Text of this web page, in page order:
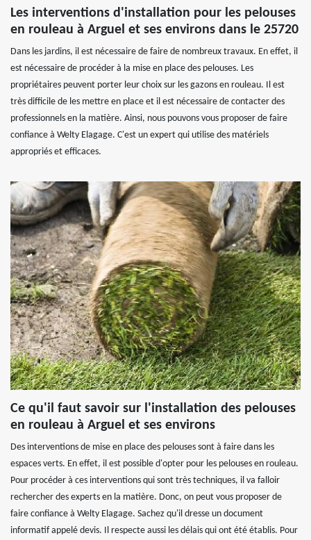
Les interventions d'installation pour les pelouses
en rouleau à Arguel et ses environs dans le 25720
Dans les jardins, il est nécessaire de faire de nombreux travaux. En effet, il
est nécessaire de procéder à la mise en place des pelouses. Les
propriétaires peuvent porter leur choix sur les gazons en rouleau. Il est
très difficile de les mettre en place et il est nécessaire de contacter des
professionnels en la matière. Ainsi, nous pouvons vous proposer de faire
confiance à Welty Elagage. C'est un expert qui utilise des matériels
appropriés et efficaces.
Ce qu'il faut savoir sur l'installation des pelouses
en rouleau à Arguel et ses environs
Des interventions de mise en place des pelouses sont à faire dans les
espaces verts. En effet, il est possible d'opter pour les pelouses en rouleau.
Pour procéder à ces interventions qui sont très techniques, il va falloir
rechercher des experts en la matière. Donc, on peut vous proposer de
faire confiance à Welty Elagage. Sachez qu'il dresse un document
informatif appelé devis. Il respecte aussi les délais qui ont été établis. Pour